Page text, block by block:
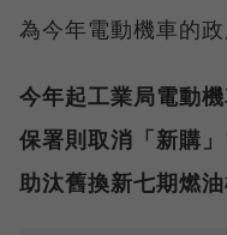
為今年電動機車的
今年起工業局電動
保署則取消「新購
助汰舊換新七期燃